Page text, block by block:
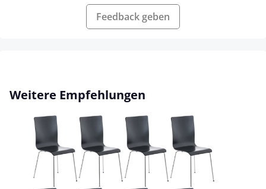
Feedback geben
Produktgalerie überspringen
Weitere Empfehlungen